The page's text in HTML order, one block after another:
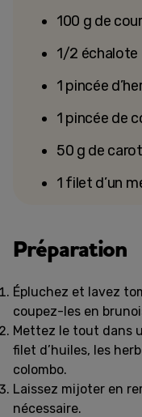
100 g de
1/2 échalote
1 pincée
1 pincée de
50 g de
1 filet d’un
Préparation
Épluchez et lavez
coupez-les en
Mettez le tout dans
filet d’huiles, les
colombo.
Laissez mijoter en
nécessaire.